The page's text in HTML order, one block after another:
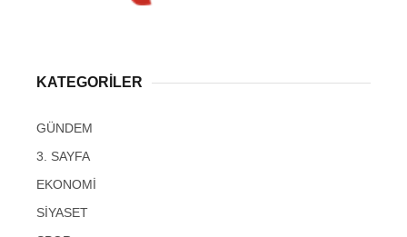
KATEGORİLER
GÜNDEM
3. SAYFA
EKONOMİ
SİYASET